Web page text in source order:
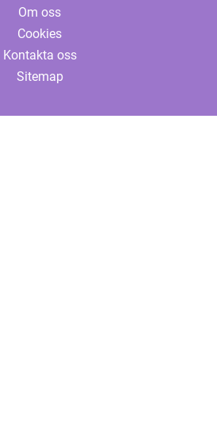
Om oss
Cookies
Kontakta oss
Sitemap